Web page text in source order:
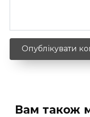
Вам також